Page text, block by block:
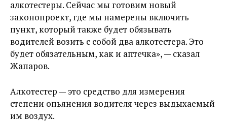
алкотестеры. Сейчас мы готовим новый
законопроект, где мы намерены включить
пункт, который также будет обязывать
водителей возить с собой два алкотестера. Это
будет обязательным, как и аптечка», — сказал
Жапаров.
Алкотестер — это средство для измерения
степени опьянения водителя через выдыхаемый
им воздух.